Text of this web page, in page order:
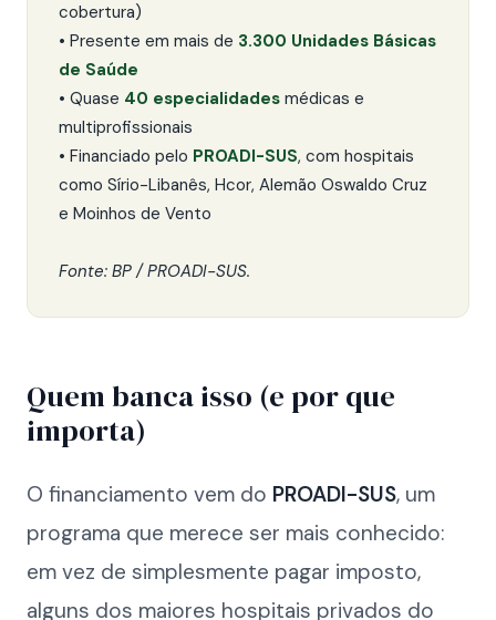
cobertura)
• Presente em mais de 3.300 Unidades Básicas
de Saúde
• Quase 40 especialidades médicas e
multiprofissionais
• Financiado pelo PROADI-SUS, com hospitais
como Sírio-Libanês, Hcor, Alemão Oswaldo Cruz
e Moinhos de Vento
Fonte: BP / PROADI-SUS.
Quem banca isso (e por que
importa)
O financiamento vem do PROADI-SUS, um
programa que merece ser mais conhecido:
em vez de simplesmente pagar imposto,
alguns dos maiores hospitais privados do